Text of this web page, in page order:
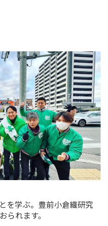
を学ぶ。豊前小倉織研究
られます。